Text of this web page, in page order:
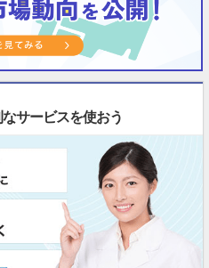
サービスを使おう